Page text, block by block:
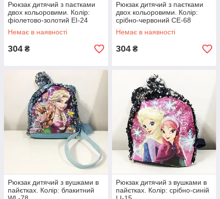
Рюкзак дитячий з паєтками
двох кольоровими. Колір:
фіолетово-золотий EI-24
Немає в наявності
304 ₴
Рюкзак дитячий з паєтками
двох кольоровими. Колір:
срібно-червоний CE-68
Немає в наявності
304 ₴
Рюкзак дитячий з вушками в
пайєтках. Колір: блакитний
Рюкзак дитячий з вушками в
пайєтках. Колір: срібно-синій